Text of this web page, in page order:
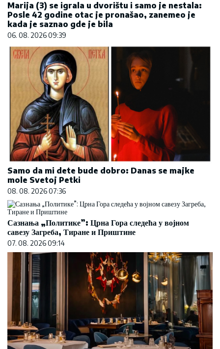
Marija (3) se igrala u dvorištu i samo je nestala:
Posle 42 godine otac je pronašao, zanemeo je
kada je saznao gde je bila
06. 08. 2026 09:39
Samo da mi dete bude dobro: Danas se majke
mole Svetoj Petki
08. 08. 2026 07:36
Сазнања „Политике”: Црна Гора следећа у војном
савезу Загреба, Тиране и Приштине
07. 08. 2026 09:14